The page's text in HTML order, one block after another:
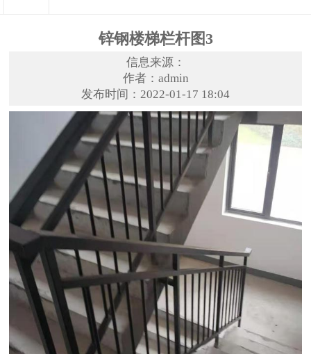
锌钢楼梯栏杆图3
信息来源：
作者：admin
发布时间：2022-01-17 18:04